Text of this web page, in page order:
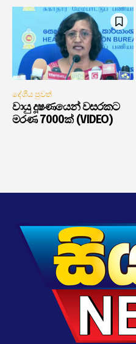
දේශීය පුවත්
වායු දූෂණයෙන් වසරකට
මරණ 7000ක් (VIDEO)